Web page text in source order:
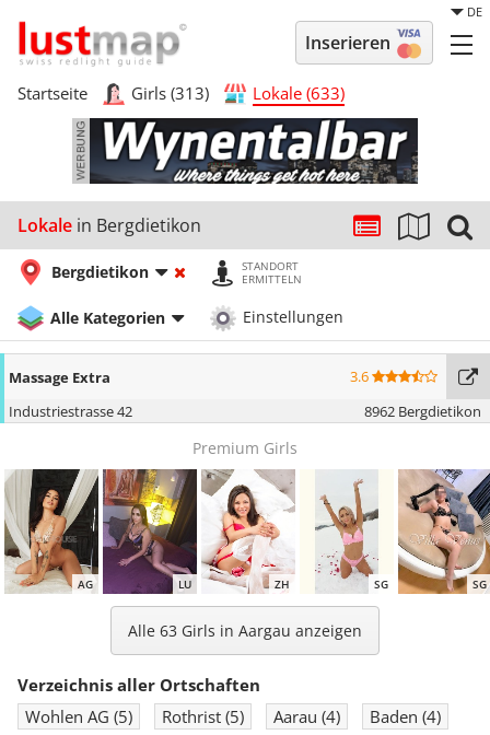
DE
Inserieren
Startseite Girls (313) Lokale (633)
Lokale in Bergdietikon
Bergdietikon
STANDORT
ERMITTELN
Alle Kategorien Einstellungen
Massage Extra
3.6
Industriestrasse 42
8962 Bergdietikon
Premium Girls
AG LU ZH SG SG
ZH AG ZH ZH
Alle 63 Girls in Aargau anzeigen
Verzeichnis aller Ortschaften
Wohlen AG (5) Rothrist (5) Aarau (4) Baden (4)